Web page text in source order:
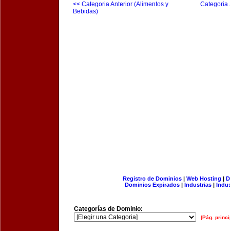
<< Categoria Anterior (Alimentos y
Bebidas)
Categoria
Registro de Dominios| Web Hosting |
Dominios Expirados | Industrias |
Categorías de Dominio:
[Pág.